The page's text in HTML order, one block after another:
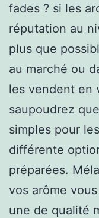
fades ? si les
réputation au
plus que
au marché ou
les vendent en
saupoudrez
simples pour
différente
préparées.
vos arôme
une de qualité